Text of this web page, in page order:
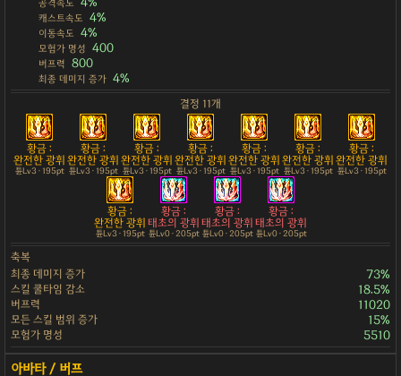
공격속도
캐스트속도 4%
이동속도 4%
모험가 명성 400
버프력 800
최종 데미지 증가 4%
결정 11개
황금 :
완전한 광휘
튠Lv3 · 195pt
황금 :
완전한 광휘
튠Lv3 · 195pt
황금 :
완전한 광휘
튠Lv3 · 195pt
황금 :
완전한 광휘
튠Lv3 · 195pt
황금 :
완전한 광휘
튠Lv3 · 195pt
황금 :
완전한 광휘
튠Lv3 · 195pt
황금 :
완전한 광휘
튠Lv3 · 195pt
황금 :
완전한 광휘
튠Lv3 · 195pt
황금 :
태초의 광휘
튠Lv0 · 205pt
황금 :
태초의 광휘
튠Lv0 · 205pt
황금 :
태초의 광휘
튠Lv0 · 205pt
축복
최종 데미지 증가
73%
스킬 쿨타임 감소 18.5%
버프력 11020
모든 스킬 범위 증가 15%
모험가 명성 5510